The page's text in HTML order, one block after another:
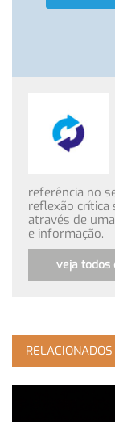
referência no
reflexão crítica
através de
e informação.
veja todos
RELACIONADOS